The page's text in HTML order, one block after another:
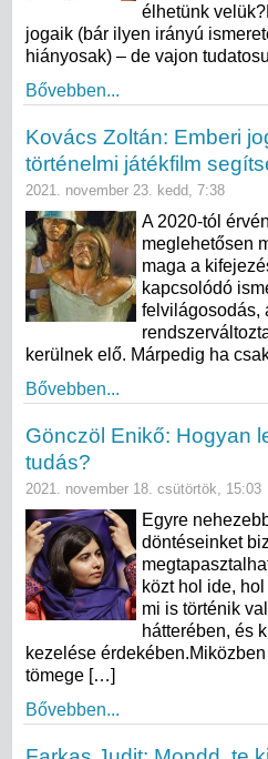
élhetünk
jogaik (bár ilyen irányú
hiányosak) – de vajon
Bővebben...
Kovács Zoltán: Emberi
történelmi játékfilm
2021. november 23. kedd, 7:38
A 2020-tól
meglehetősen
maga a
kapcsolódó
felvilágosodás,
kerülnek elő. Márpedig ha
Bővebben...
Gönczöl Enikő: Hogyan
tudás?
2021. november 18. csütörtök, 15:03
Egyre
döntéseinket
közt hol ide,
mi is történik
hátterében, és
kezelése
tömege […]
Bővebben...